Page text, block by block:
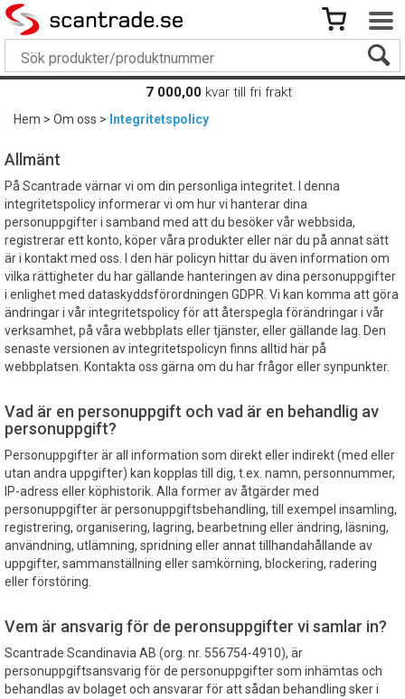
7 000,00 kvar till fri frakt
Hem>Om oss> Integritetspolicy
Allmänt
På Scantrade värnar vi om din personliga integritet. I denna
integritetspolicy informerar vi om hur vi hanterar dina
personuppgifter i samband med att du besöker vår webbsida,
registrerar ett konto, köper våra produkter eller när du på annat sätt
är i kontakt med oss. I den här policyn hittar du även information om
vilka rättigheter du har gällande hanteringen av dina personuppgifter
i enlighet med dataskyddsförordningen GDPR. Vi kan komma att göra
ändringar i vår integritetspolicy för att återspegla förändringar i vår
verksamhet, på våra webbplats eller tjänster, eller gällande lag. Den
senaste versionen av integritetspolicyn finns alltid här på
webbplatsen. Kontakta oss gärna om du har frågor eller synpunkter.
Vad är en personuppgift och vad är en behandlig av
personuppgift?
Personuppgifter är all information som direkt eller indirekt (med eller
utan andra uppgifter) kan kopplas till dig, t.ex. namn, personnummer,
IP-adress eller köphistorik. Alla former av åtgärder med
personuppgifter är personuppgiftsbehandling, till exempel insamling,
registrering, organisering, lagring, bearbetning eller ändring, läsning,
användning, utlämning, spridning eller annat tillhandahållande av
uppgifter, sammanställning eller samkörning, blockering, radering
eller förstöring.
Vem är ansvarig för de peronsuppgifter vi samlar in?
Scantrade Scandinavia AB (org. nr. 556754-4910), är
personuppgiftsansvarig för de personuppgifter som inhämtas och
behandlas av bolaget och ansvarar för att sådan behandling sker i